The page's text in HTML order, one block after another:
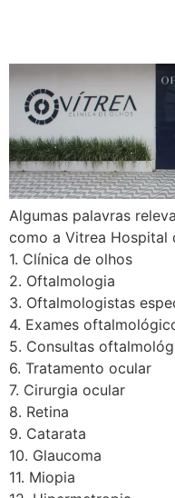
Algumas palavras
como a Vitrea Hospital
1. Clínica de olhos
2. Oftalmologia
3. Oftalmologistas
4. Exames
5. Consultas
6. Tratamento ocular
7. Cirurgia ocular
8. Retina
9. Catarata
10. Glaucoma
11. Miopia